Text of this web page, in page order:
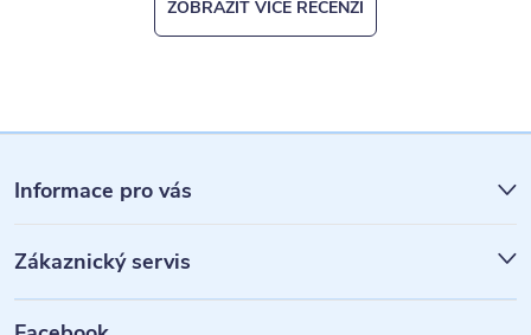
ZOBRAZIT VÍCE RECENZÍ
á
p
a
Informace pro vás
Zákaznický servis